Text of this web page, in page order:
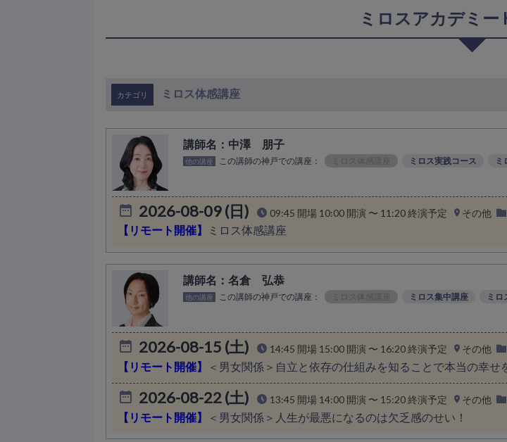
ミロスアカデミー
ミロス体感講座
中澤 朋子
他の講座 この講師の神戸での講座 ： ミロス体感講座 ミロス実践コース ミ
2026-08-09 (日) 09:45 開場 10:00 開演 〜 11:20 終演予定 その他
【リモート開催】 ミロス体感講座
名倉 弘恭
他の講座 この講師の神戸での講座 ： ミロス体感講座 ミロス集中講座 ミロ
2026-08-15 (土) 14:45 開場 15:00 開演 〜 16:20 終演予定 その他
【リモート開催】 ＜男女関係＞自立と依存の仕組みを知ることで本当の幸せ
2026-08-22 (土) 13:45 開場 14:00 開演 〜 15:20 終演予定 その他
【リモート開催】 ＜男女関係＞人生が最悪になるのは欠乏感のせい！